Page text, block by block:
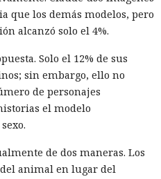
que los demás modelos, pero
alcanzó solo el 4%.
Solo el 12% de sus
sin embargo, ello no
de personajes
el modelo
de dos maneras. Los
animal en lugar del